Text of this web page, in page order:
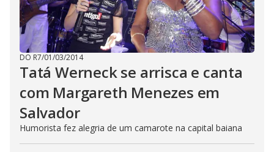
DO R7/01/03/2014
Tatá Werneck se arrisca e canta
com Margareth Menezes em
Salvador
Humorista fez alegria de um camarote na capital baiana